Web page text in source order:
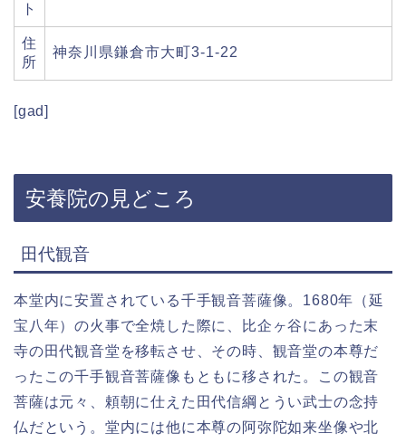
ト
住
所
神奈川県鎌倉市大町3-1-22
[gad]
安養院の見どころ
田代観音
本堂内に安置されている千手観音菩薩像。1680年（延
宝八年）の火事で全焼した際に、比企ヶ谷にあった末
寺の田代観音堂を移転させ、その時、観音堂の本尊だ
ったこの千手観音菩薩像もともに移された。この観音
菩薩は元々、頼朝に仕えた田代信綱とうい武士の念持
仏だという。堂内には他に本尊の阿弥陀如来坐像や北